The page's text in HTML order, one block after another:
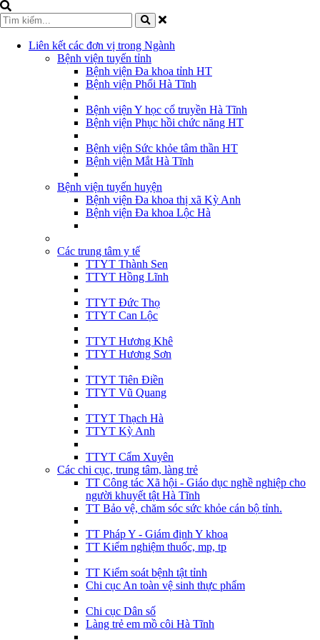
Liên kết các đơn vị trong Ngành
Bệnh viện tuyến tỉnh
Bệnh viện Đa khoa tỉnh HT
Bệnh viện Phổi Hà Tĩnh
Bệnh viện Y học cổ truyền Hà Tĩnh
Bệnh viện Phục hồi chức năng HT
Bệnh viện Sức khỏe tâm thần HT
Bệnh viện Mắt Hà Tĩnh
Bệnh viện tuyến huyện
Bệnh viện Đa khoa thị xã Kỳ Anh
Bệnh viện Đa khoa Lộc Hà
Các trung tâm y tế
TTYT Thành Sen
TTYT Hồng Lĩnh
TTYT Đức Thọ
TTYT Can Lộc
TTYT Hương Khê
TTYT Hương Sơn
TTYT Tiên Điền
TTYT Vũ Quang
TTYT Thạch Hà
TTYT Kỳ Anh
TTYT Cẩm Xuyên
Các chi cục, trung tâm, làng trẻ
TT Công tác Xã hội - Giáo dục nghề nghiệp cho
người khuyết tật Hà Tĩnh
TT Bảo vệ, chăm sóc sức khỏe cán bộ tỉnh.
TT Pháp Y - Giám định Y khoa
TT Kiểm nghiệm thuốc, mp, tp
TT Kiểm soát bệnh tật tỉnh
Chi cục An toàn vệ sinh thực phẩm
Chi cục Dân số
Làng trẻ em mồ côi Hà Tĩnh